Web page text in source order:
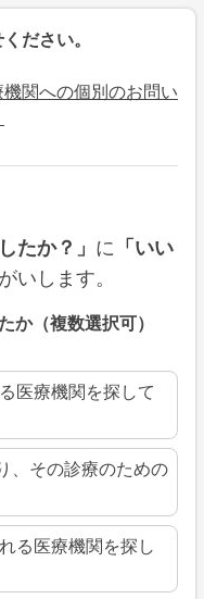
ださい。
関への個別のお問い
たか？」 に 「いい
いします。
か（複数選択可）
医療機関を探して
、その診療のための
る医療機関を探し